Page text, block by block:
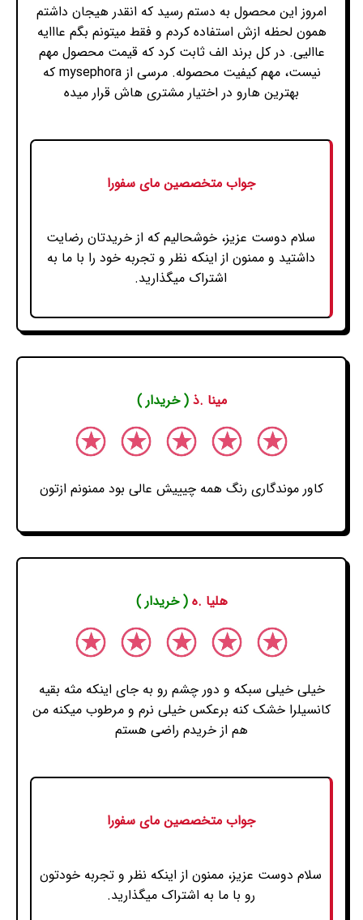
امروز این محصول به دستم رسید که انقدر هیجان داشتم
همون لحظه ازش استفاده کردم و فقط میتونم بگم عااایه
عاالیی. در کل برند الف ثابت کرد که قیمت محصول مهم
نیست، مهم کیفیت محصوله. مرسی از mysephora که
بهترین هارو در اختیار مشتری هاش قرار میده
جواب متخصصین مای سفورا
سلام دوست عزیز، خوشحالیم که از خریدتان رضایت
داشتید و ممنون از اینکه نظر و تجربه خود را با ما به
اشتراک میگذارید.
مینا .ذ( خریدار )
کاور موندگاری رنگ همه چیییش عالی بود ممنونم ازتون
هلیا .ه( خریدار )
خیلی خیلی سبکه و دور چشم رو به جای اینکه مثه بقیه
کانسیلرا خشک کنه برعکس خیلی نرم و مرطوب میکنه من
هم از خریدم راضی هستم
جواب متخصصین مای سفورا
سلام دوست عزیز، ممنون از اینکه نظر و تجربه خودتون
رو با ما به اشتراک میگذارید.